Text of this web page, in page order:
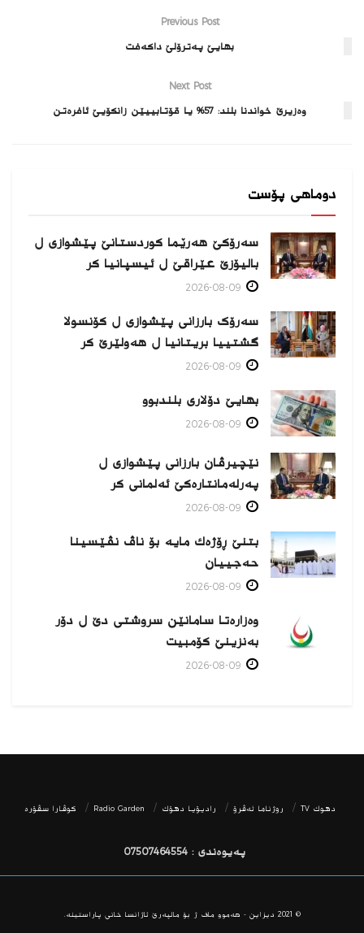
Previous Post
بهایێ پەترۆلێ داكەفت
Next Post
وەزیرێ خواندنا بلند: 57% یا قۆتابییێن زانكۆیێ ئافرەتن
دوماهی پۆست
سەرۆکێ هەرێما کوردستانێ پێشوازی ل
بالیۆزێ عێراقێ ل ئیسپانیا كر
سەرۆک بارزانی پێشوازی ل کۆنسولا
گشتییا بریتانیا ل هەولێرێ كر
بهایێ دۆلاری بلندبوو
نێچیرڤان بارزانی پێشوازی ل
پەرلەمانتارەكێ ئەلمانی كر
بتنێ ڕۆژەك مایە بۆ ناڤ نڤێسینا
حەجییان
وەزارەتا سامانێن سروشتی دێ ل دۆر
بەنزینێ كۆمبیت
دھوك TV روژناما ئەڤرۆ رادیۆیا دهۆك Radio Garden كوڤارا سڤۆره‌
پەیوەندی : 07507464554
© 2021 دیزاین - هه‌موو ماف ژ بۆ مالپه‌رێ ئاژانسا خانی پاراستینه‌.